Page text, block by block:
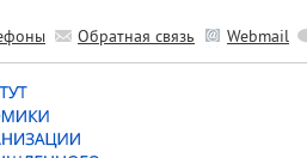
Обратная связь Webmail